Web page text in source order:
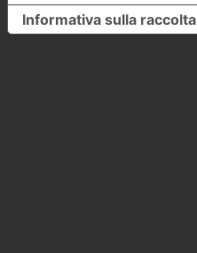
Informativa sulla raccolta